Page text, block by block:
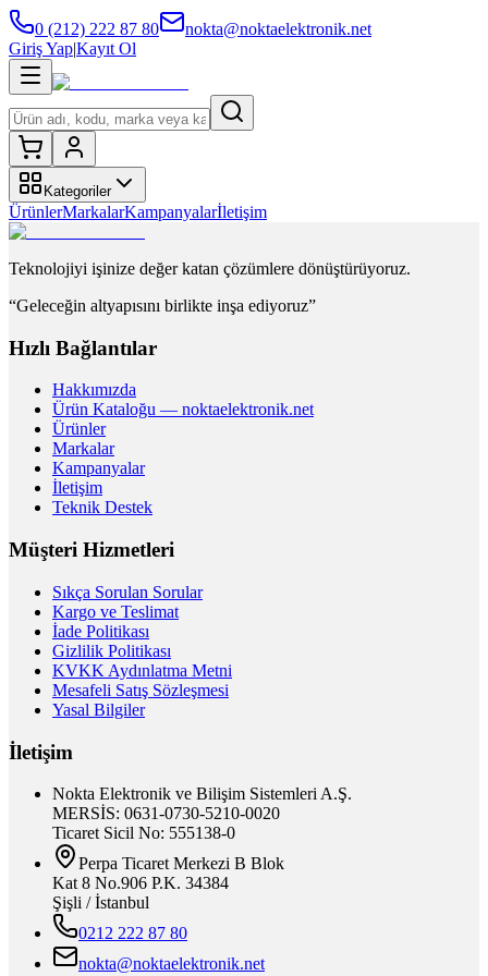
0 (212) 222 87 80
nokta@noktaelektronik.net
Giriş Yap|Kayıt Ol
Kategoriler
ÜrünlerMarkalarKampanyalarİletişim
Teknolojiyi işinize değer katan çözümlere dönüştürüyoruz.
“Geleceğin altyapısını birlikte inşa ediyoruz”
Hızlı Bağlantılar
Hakkımızda
Ürün Kataloğu — noktaelektronik.net
Ürünler
Markalar
Kampanyalar
İletişim
Teknik Destek
Müşteri Hizmetleri
Sıkça Sorulan Sorular
Kargo ve Teslimat
İade Politikası
Gizlilik Politikası
KVKK Aydınlatma Metni
Mesafeli Satış Sözleşmesi
Yasal Bilgiler
İletişim
Nokta Elektronik ve Bilişim Sistemleri A.Ş.
MERSİS: 0631-0730-5210-0020
Ticaret Sicil No: 555138-0
Perpa Ticaret Merkezi B Blok
Kat 8 No.906 P.K. 34384
Şişli / İstanbul
0212 222 87 80
nokta@noktaelektronik.net